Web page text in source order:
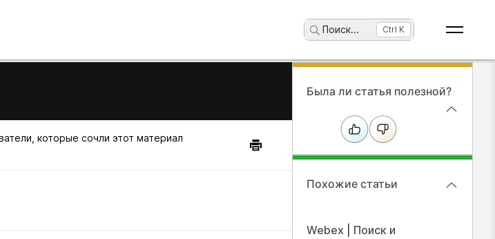
Поиск... Ctrl K
которые сочли этот материал
Была ли статья полезной?
Похожие статьи
Webex | Поиск и